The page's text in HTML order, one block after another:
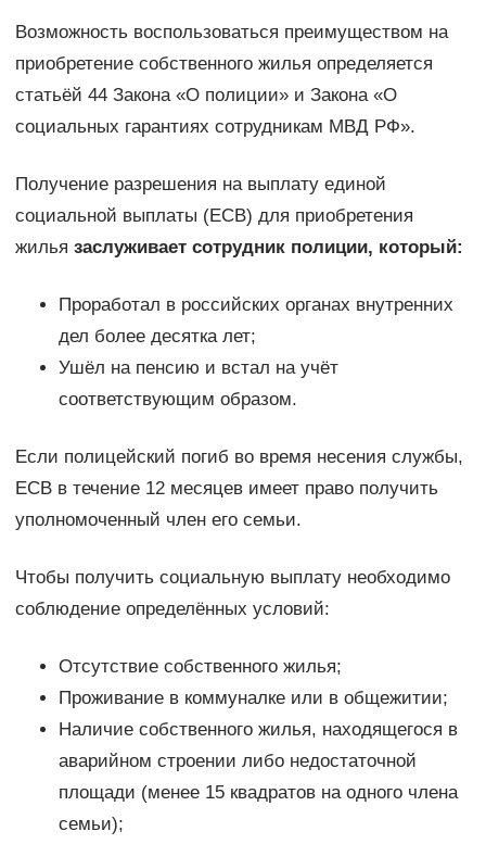
Возможность воспользоваться преимуществом на
приобретение собственного жилья определяется
статьёй 44 Закона «О полиции» и Закона «О
социальных гарантиях сотрудникам МВД РФ».
Получение разрешения на выплату единой
социальной выплаты (ЕСВ) для приобретения
жилья заслуживает сотрудник полиции, который:
Проработал в российских органах внутренних
дел более десятка лет;
Ушёл на пенсию и встал на учёт
соответствующим образом.
Если полицейский погиб во время несения службы,
ЕСВ в течение 12 месяцев имеет право получить
уполномоченный член его семьи.
Чтобы получить социальную выплату необходимо
соблюдение определённых условий:
Отсутствие собственного жилья;
Проживание в коммуналке или в общежитии;
Наличие собственного жилья, находящегося в
аварийном строении либо недостаточной
площади (менее 15 квадратов на одного члена
семьи);